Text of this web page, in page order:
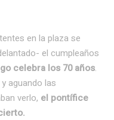
en la plaza se
el cumpleaños
celebra los 70 años.
aguando las
verlo, el pontífice